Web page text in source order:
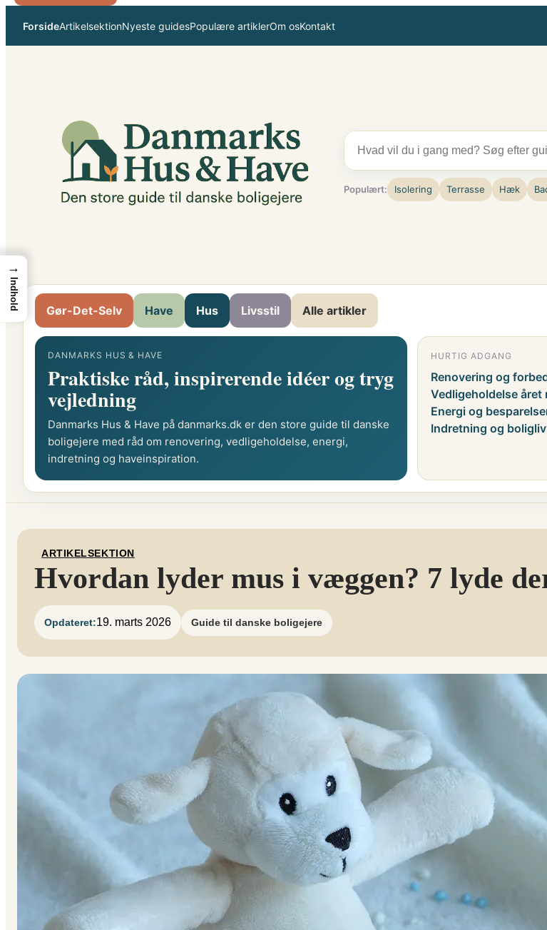
indhold
ForsideArtikelsektionNyeste guidesPopulære artiklerOm osKontakt
Populært: Isolering Terrasse Hæk
Gør-Det-Selv Have Hus Livsstil Alle artikler
DANMARKS HUS & HAVE
Praktiske råd, inspirerende idéer og tryg
vejledning
Danmarks Hus & Have på danmarks.dk er den store guide til danske
boligejere med råd om renovering, vedligeholdelse, energi,
indretning og haveinspiration.
HURTIG ADGANG
Renovering og
Vedligeholdelse året
Energi og
Indretning og boligliv
ARTIKELSEKTION
Hvordan lyder mus i væggen? 7 lyde
Opdateret:19. marts 2026 Guide til danske boligejere
→
Indhold